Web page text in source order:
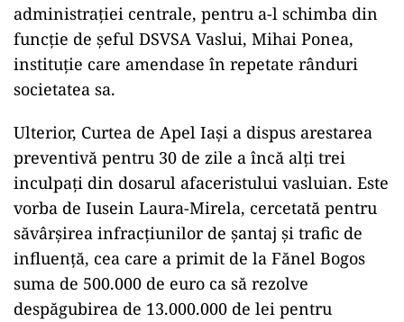
administrației centrale, pentru a-l schimba din
funcție de șeful DSVSA Vaslui, Mihai Ponea,
instituție care amendase în repetate rânduri
societatea sa.
Ulterior, Curtea de Apel Iași a dispus arestarea
preventivă pentru 30 de zile a încă alți trei
inculpați din dosarul afaceristului vasluian. Este
vorba de Iusein Laura-Mirela, cercetată pentru
săvârșirea infracțiunilor de șantaj și trafic de
influență, cea care a primit de la Fănel Bogos
suma de 500.000 de euro ca să rezolve
despăgubirea de 13.000.000 de lei pentru